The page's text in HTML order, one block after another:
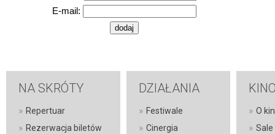
E-mail:
NA SKRÓTY
» Repertuar
» Rezerwacja biletów
DZIAŁANIA
» Festiwale
» Cinergia
» O
»